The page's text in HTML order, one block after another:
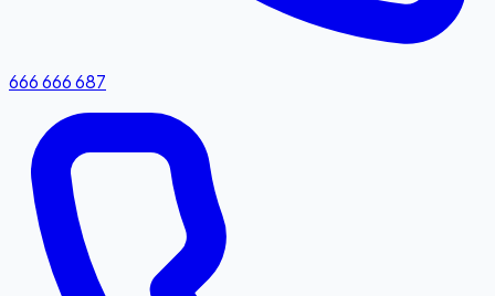
666 666 687